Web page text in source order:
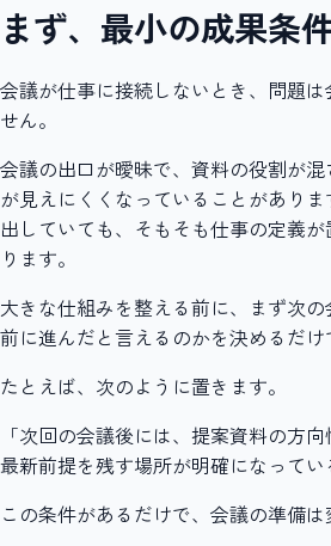
まず、最小の成果条
会議が仕事に接続しないとき、問題
せん。
会議の出口が曖昧で、資料の役割が
が見えにくくなっていることがあり
出していても、そもそも仕事の定義
ります。
大きな仕組みを整える前に、まず次
前に進んだと言えるのかを決めるだけ
たとえば、次のように置きます。
「次回の会議後には、提案資料の方向
最新前提を残す場所が明確になってい
この条件があるだけで、会議の準備は